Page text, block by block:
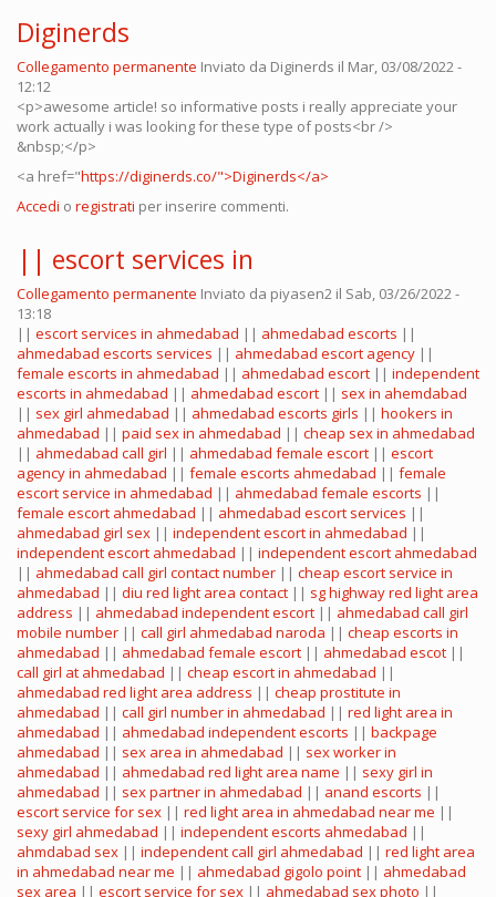
Diginerds
Collegamento permanente Inviato da Diginerds il Mar, 03/08/2022 -
12:12
<p>awesome article! so informative posts i really appreciate your
work actually i was looking for these type of posts<br />
&nbsp;</p>
<a href="https://diginerds.co/">Diginerds</a>
Accedi o registrati per inserire commenti.
|| escort services in
Collegamento permanente Inviato da piyasen2 il Sab, 03/26/2022 -
13:18
|| escort services in ahmedabad || ahmedabad escorts ||
ahmedabad escorts services || ahmedabad escort agency ||
female escorts in ahmedabad || ahmedabad escort || independent
escorts in ahmedabad || ahmedabad escort || sex in ahemdabad
|| sex girl ahmedabad || ahmedabad escorts girls || hookers in
ahmedabad || paid sex in ahmedabad || cheap sex in ahmedabad
|| ahmedabad call girl || ahmedabad female escort || escort
agency in ahmedabad || female escorts ahmedabad || female
escort service in ahmedabad || ahmedabad female escorts ||
female escort ahmedabad || ahmedabad escort services ||
ahmedabad girl sex || independent escort in ahmedabad ||
independent escort ahmedabad || independent escort ahmedabad
|| ahmedabad call girl contact number || cheap escort service in
ahmedabad || diu red light area contact || sg highway red light area
address || ahmedabad independent escort || ahmedabad call girl
mobile number || call girl ahmedabad naroda || cheap escorts in
ahmedabad || ahmedabad female escort || ahmedabad escot ||
call girl at ahmedabad || cheap escort in ahmedabad ||
ahmedabad red light area address || cheap prostitute in
ahmedabad || call girl number in ahmedabad || red light area in
ahmedabad || ahmedabad independent escorts || backpage
ahmedabad || sex area in ahmedabad || sex worker in
ahmedabad || ahmedabad red light area name || sexy girl in
ahmedabad || sex partner in ahmedabad || anand escorts ||
escort service for sex || red light area in ahmedabad near me ||
sexy girl ahmedabad || independent escorts ahmedabad ||
ahmdabad sex || independent call girl ahmedabad || red light area
in ahmedabad near me || ahmedabad gigolo point || ahmedabad
sex area || escort service for sex || ahmedabad sex photo ||